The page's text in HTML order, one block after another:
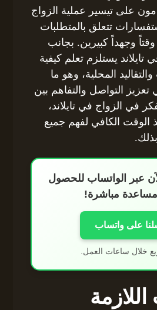
على تيسير عملية الزواج
تتعلق بالمتطلبات
وقتاً وجهداً كبيرين. بجانب
تايلاند يستلزم تعلم كيفية
والتقاليد المحلية، وهو ما
التواصل والتفاهم بين
في الزواج في تايلاند،
الوقت الكافي لفهم جميع
عبر الواتساب للحصول
مباشرة!
على واتساب
خلال ساعات العمل.